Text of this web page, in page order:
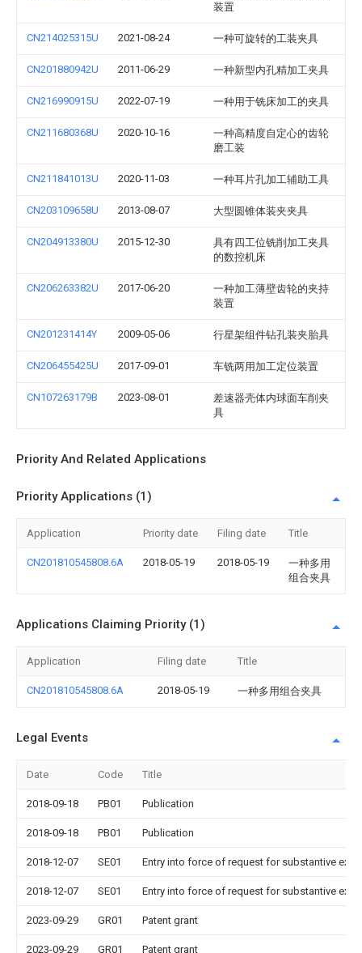
装置
CN214025315U 2021-08-24 一种可旋转的工装夹具
CN201880942U 2011-06-29 一种新型内孔精加工夹具
CN216990915U 2022-07-19 一种用于铣床加工的夹具
CN211680368U 2020-10-16
一种高精度自定心的齿轮
磨工装
CN211841013U 2020-11-03 一种耳片孔加工辅助工具
CN203109658U 2013-08-07 大型圆锥体装夹夹具
CN204913380U 2015-12-30
具有四工位铣削加工夹具
的数控机床
CN206263382U 2017-06-20
一种加工薄壁齿轮的夹持
装置
CN201231414Y 2009-05-06 行星架组件钻孔装夹胎具
CN206455425U 2017-09-01 车铣两用加工定位装置
CN107263179B 2023-08-01
差速器壳体内球面车削夹
具
Priority And Related Applications
Priority Applications (1)
Application Priority date Filing date Title
CN201810545808.6A 2018-05-19 2018-05-19
一种多用
组合夹具
Applications Claiming Priority (1)
Application Filing date Title
CN201810545808.6A 2018-05-19 一种多用组合夹具
Legal Events
Date Code Title
2018-09-18 PB01 Publication
2018-09-18 PB01 Publication
2018-12-07 SE01 Entry into force of request for substantive
2018-12-07 SE01 Entry into force of request for substantive
2023-09-29 GR01 Patent grant
2023-09-29 GR01 Patent grant